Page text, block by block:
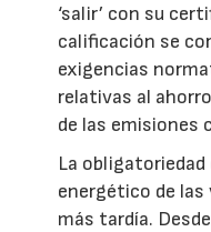
‘salir’ con su
calificación se
exigencias
relativas al
de las emisiones
La
energético de
más tardía.